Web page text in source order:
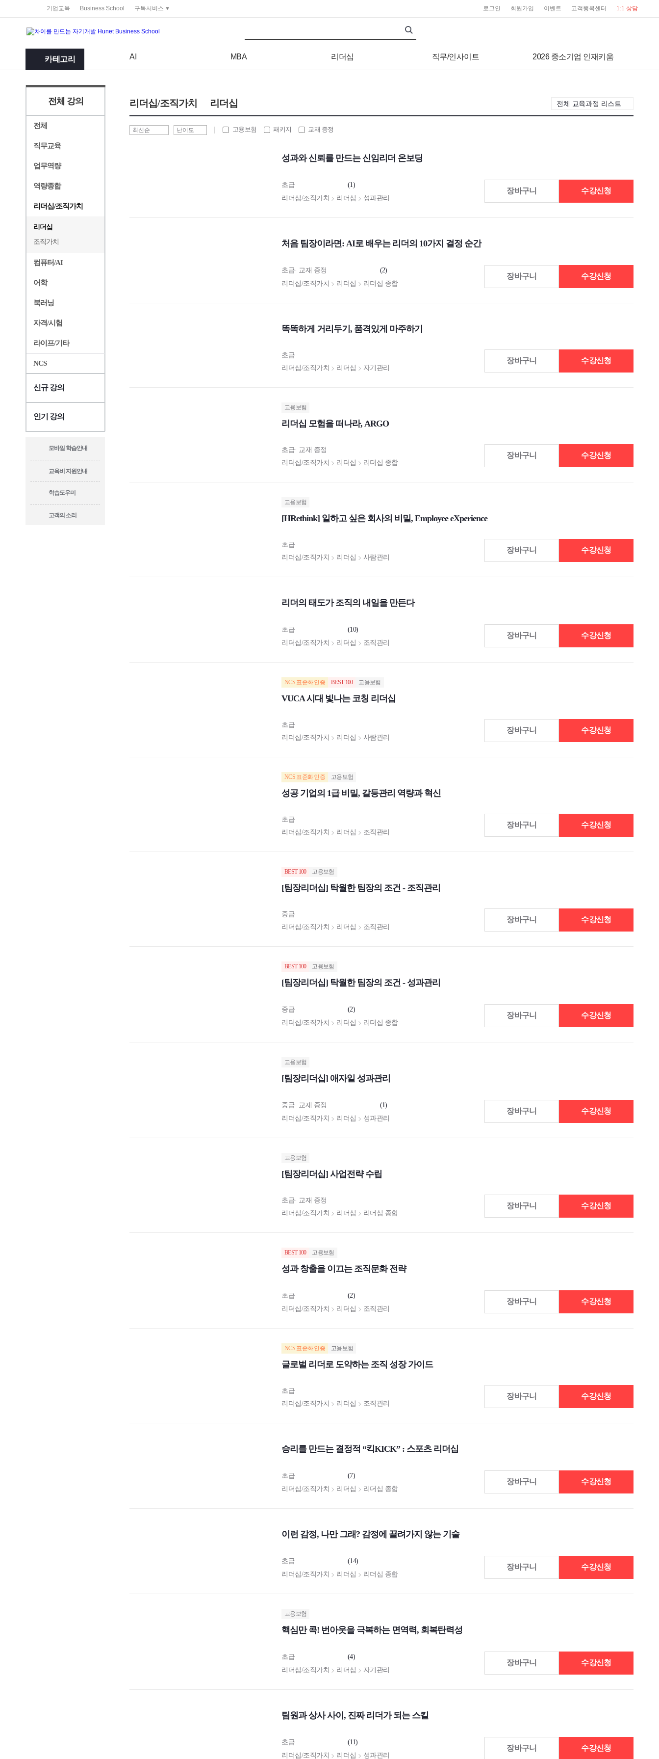
기업교육 Business School 구독서비스 로그인 회원가입 이벤트 고객행복센터 1:1 상담
카테고리 AI MBA 리더십 직무/인사이트 2026 중소기업 인재키움
전체 강의
전체
직무교육
업무역량
역량종합
리더십/조직가치
리더십
조직가치
컴퓨터/AI
어학
북러닝
자격/시험
라이프/기타
NCS
신규 강의
인기 강의
모바일 학습안내
교육비 지원안내
학습도우미
고객의 소리
리더십/조직가치 리더십 전체 교육과정 리스트
고용보험 패키지 교재 증정
성과와 신뢰를 만드는 신임리더 온보딩
초급
(1)
리더십/조직가치
리더십 성과관리
장바구니 수강신청
처음 팀장이라면: AI로 배우는 리더의 10가지 결정 순간
초급 교재 증정
(2)
리더십/조직가치
리더십 리더십 종합
장바구니 수강신청
똑똑하게 거리두기, 품격있게 마주하기
초급
리더십/조직가치
리더십 자기관리
장바구니 수강신청
고용보험
리더십 모험을 떠나라, ARGO
초급 교재 증정
리더십/조직가치
리더십 리더십 종합
장바구니 수강신청
고용보험
[HRethink] 일하고 싶은 회사의 비밀, Employee eXperience
초급
리더십/조직가치
리더십 사람관리
장바구니 수강신청
리더의 태도가 조직의 내일을 만든다
초급
(10)
리더십/조직가치
리더십 조직관리
장바구니 수강신청
NCS 표준화 인증 BEST 100 고용보험
VUCA 시대 빛나는 코칭 리더십
초급
리더십/조직가치
리더십 사람관리
장바구니 수강신청
NCS 표준화 인증 고용보험
성공 기업의 1급 비밀, 갈등관리 역량과 혁신
초급
리더십/조직가치
리더십 조직관리
장바구니 수강신청
BEST 100 고용보험
[팀장리더십] 탁월한 팀장의 조건 - 조직관리
중급
리더십/조직가치
리더십 조직관리
장바구니 수강신청
BEST 100 고용보험
[팀장리더십] 탁월한 팀장의 조건 - 성과관리
중급
(2)
리더십/조직가치
리더십 리더십 종합
장바구니 수강신청
고용보험
[팀장리더십] 애자일 성과관리
중급 교재 증정
(1)
리더십/조직가치
리더십 성과관리
장바구니 수강신청
고용보험
[팀장리더십] 사업전략 수립
초급 교재 증정
리더십/조직가치
리더십 리더십 종합
장바구니 수강신청
BEST 100 고용보험
성과 창출을 이끄는 조직문화 전략
초급
(2)
리더십/조직가치
리더십 조직관리
장바구니 수강신청
NCS 표준화 인증 고용보험
글로벌 리더로 도약하는 조직 성장 가이드
초급
리더십/조직가치
리더십 조직관리
장바구니 수강신청
승리를 만드는 결정적 “킥KICK” : 스포츠 리더십
초급
(7)
리더십/조직가치
리더십 리더십 종합
장바구니 수강신청
이런 감정, 나만 그래? 감정에 끌려가지 않는 기술
초급
(14)
리더십/조직가치
리더십 리더십 종합
장바구니 수강신청
고용보험
핵심만 콕! 번아웃을 극복하는 면역력, 회복탄력성
초급
(4)
리더십/조직가치
리더십 자기관리
장바구니 수강신청
팀원과 상사 사이, 진짜 리더가 되는 스킬
초급
(11)
리더십/조직가치
리더십 성과관리
장바구니 수강신청